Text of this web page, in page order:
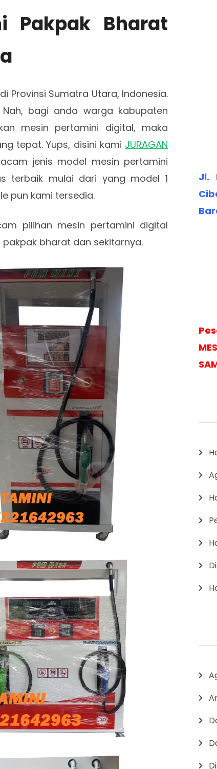
Pakpak Bharat
Provinsi Sumatra Utara, Indonesia.
bagi anda warga kabupaten
mesin pertamini digital, maka
tepat. Yups, disini kami JURAGAN
jenis model mesin pertamini
terbaik mulai dari yang model 1
pun kami tersedia.
pilihan mesin pertamini digital
bharat dan sekitarnya.
Jl.